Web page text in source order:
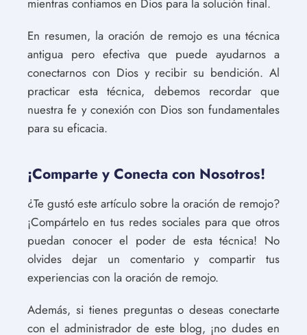
En resumen, la oración de remojo es una técnica
antigua pero efectiva que puede ayudarnos a
conectarnos con Dios y recibir su bendición. Al
practicar esta técnica, debemos recordar que
nuestra fe y conexión con Dios son fundamentales
para su eficacia.
¡Comparte y Conecta con Nosotros!
¿Te gustó este artículo sobre la oración de remojo?
¡Compártelo en tus redes sociales para que otros
puedan conocer el poder de esta técnica! No
olvides dejar un comentario y compartir tus
experiencias con la oración de remojo.
Además, si tienes preguntas o deseas conectarte
con el administrador de este blog, ¡no dudes en